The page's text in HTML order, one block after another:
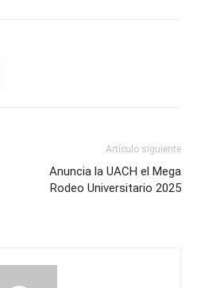
Artículo siguiente
Anuncia la UACH el Mega
Rodeo Universitario 2025